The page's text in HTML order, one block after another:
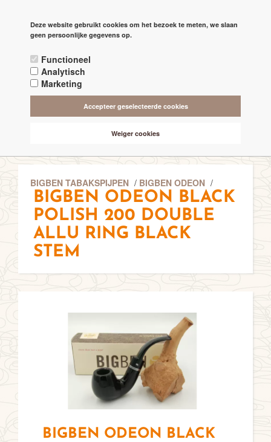
check RECHTSTREEKS VAN DE 'MAKERS'
check
check ONLINE VEILIG & SNEL BETALEN
BIGBEN TABAKSPIJPEN / BIGBEN ODEON /
BIGBEN ODEON BLACK
POLISH 200 DOUBLE
ALLU RING BLACK
STEM
BIGBEN ODEON BLACK
Deze website gebruikt cookies om het bezoek te meten, we slaan
geen persoonlijke gegevens op.
Functioneel
Analytisch
Marketing
Accepteer geselecteerde cookies
Weiger cookies